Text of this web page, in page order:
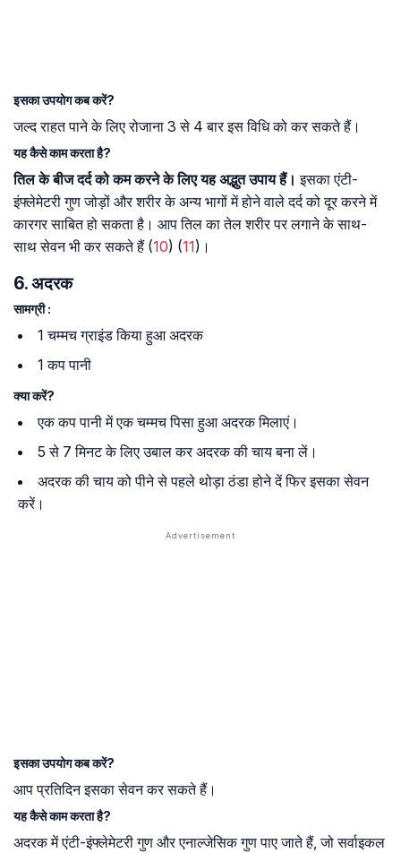
इसका उपयोग कब करें?
जल्द राहत पाने के लिए रोजाना 3 से 4 बार इस विधि को कर सकते हैं।
यह कैसे काम करता है?
तिल के बीज दर्द को कम करने के लिए यह अद्भुत उपाय हैं। इसका एंटी-
इंफ्लेमेटरी गुण जोड़ों और शरीर के अन्य भागों में होने वाले दर्द को दूर करने में
कारगर साबित हो सकता है। आप तिल का तेल शरीर पर लगाने के साथ-
साथ सेवन भी कर सकते हैं (10) (11)।
6. अदरक
सामग्री :
1 चम्मच ग्राइंड किया हुआ अदरक
1 कप पानी
क्या करें?
एक कप पानी में एक चम्मच पिसा हुआ अदरक मिलाएं।
5 से 7 मिनट के लिए उबाल कर अदरक की चाय बना लें।
अदरक की चाय को पीने से पहले थोड़ा ठंडा होने दें फिर इसका सेवन
करें।
इसका उपयोग कब करें?
आप प्रतिदिन इसका सेवन कर सकते हैं।
यह कैसे काम करता है?
अदरक में एंटी-इंफ्लेमेटरी गुण और एनाल्जेसिक गुण पाए जाते हैं, जो सर्वाइकल